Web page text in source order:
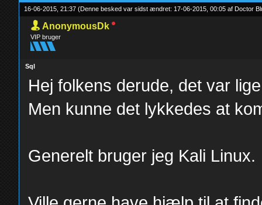
16-06-2015, 21:37(Denne besked var sidst ændret: 17-06-2015, 00:05 af Doctor
AnonymousDk
VIP bruger
Sql
Hej folkens derude, det var
Men kunne det lykkedes at
Generelt bruger jeg Kali Linux.